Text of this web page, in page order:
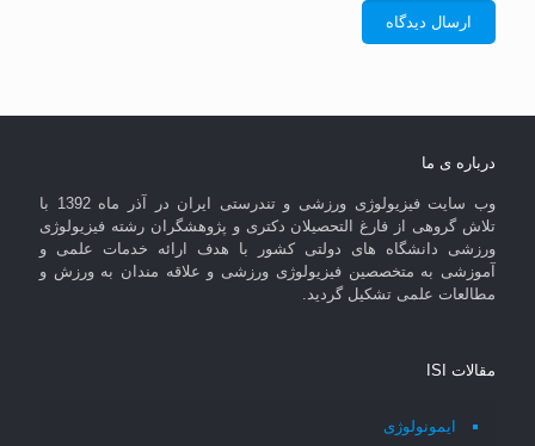
درباره ی ما
وب سایت فیزیولوژی ورزشی و تندرستی ایران در آذر ماه 1392 با
تلاش گروهی از فارغ التحصیلان دکتری و پژوهشگران رشته فیزیولوژی
ورزشی دانشگاه های دولتی کشور با هدف ارائه خدمات علمی و
آموزشی به متخصصین فیزیولوژی ورزشی و علاقه مندان به ورزش و
مطالعات علمی تشکیل گردید.
مقالات ISI
ایمونولوژی